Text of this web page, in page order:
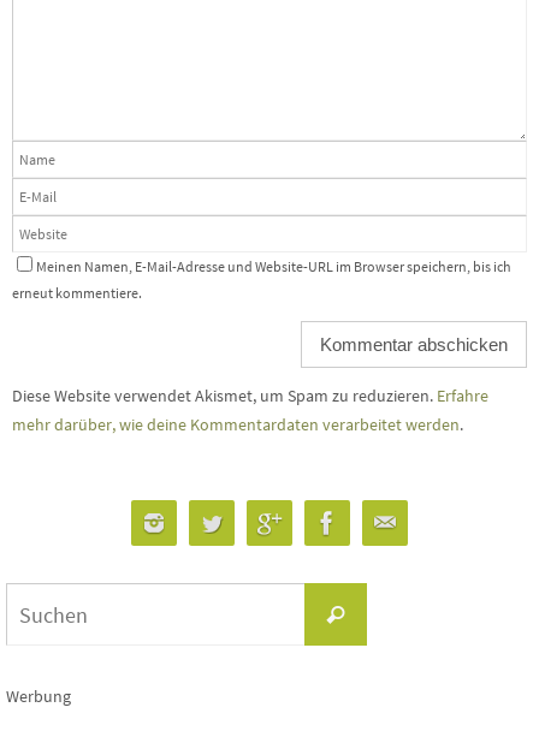
Meinen Namen, E-Mail-Adresse und Website-URL im Browser speichern, bis ich
erneut kommentiere.
Diese Website verwendet Akismet, um Spam zu reduzieren. Erfahre
mehr darüber, wie deine Kommentardaten verarbeitet werden.
Suchen
Werbung